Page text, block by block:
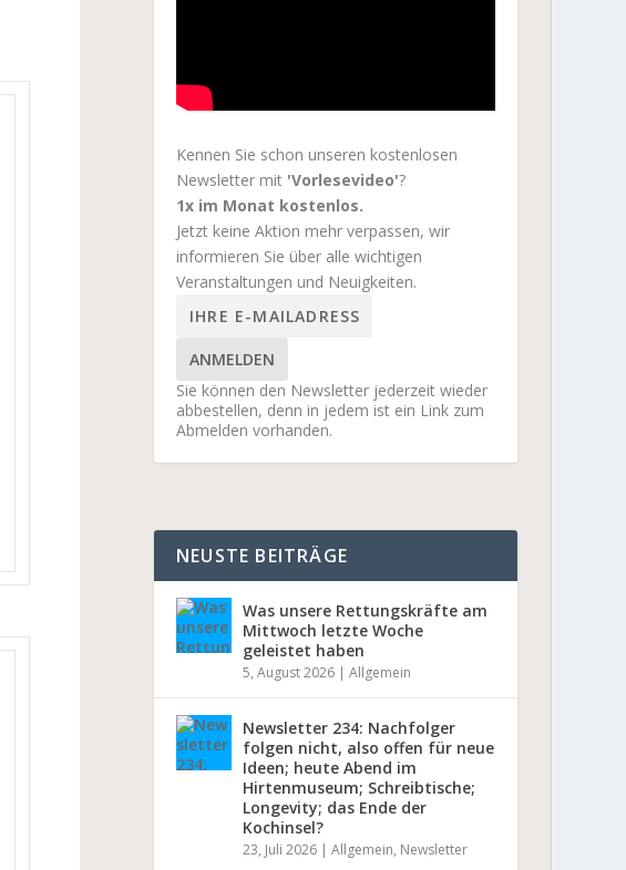
Kennen Sie schon unseren kostenlosen
Newsletter mit 'Vorlesevideo'?
1x im Monat kostenlos.
Jetzt keine Aktion mehr verpassen, wir
informieren Sie über alle wichtigen
Veranstaltungen und Neuigkeiten.
ANMELDEN
Sie können den Newsletter jederzeit wieder
abbestellen, denn in jedem ist ein Link zum
Abmelden vorhanden.
NEUSTE BEITRÄGE
Was unsere Rettungskräfte am
Mittwoch letzte Woche
geleistet haben
5, August 2026| Allgemein
Newsletter 234: Nachfolger
folgen nicht, also offen für neue
Ideen; heute Abend im
Hirtenmuseum; Schreibtische;
Longevity; das Ende der
Kochinsel?
23, Juli 2026| Allgemein, Newsletter